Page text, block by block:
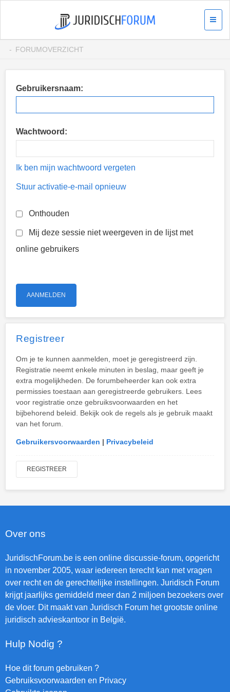
FORUMOVERZICHT
Gebruikersnaam:
Wachtwoord:
Ik ben mijn wachtwoord vergeten
Stuur activatie-e-mail opnieuw
Onthouden
Mij deze sessie niet weergeven in de lijst met
online gebruikers
Registreer
Om je te kunnen aanmelden, moet je geregistreerd zijn.
Registratie neemt enkele minuten in beslag, maar geeft je
extra mogelijkheden. De forumbeheerder kan ook extra
permissies toestaan aan geregistreerde gebruikers. Lees
voor registratie onze gebruiksvoorwaarden en het
bijbehorend beleid. Bekijk ook de regels als je gebruik maakt
van het forum.
Gebruikersvoorwaarden | Privacybeleid
REGISTREER
Over ons
JuridischForum.be is een online discussie-forum, opgericht
in november 2005, waar iedereen terecht kan met vragen
over recht en de gerechtelijke instellingen. Juridisch Forum
krijgt jaarlijks gemiddeld meer dan 2 miljoen bezoekers over
de vloer. Dit maakt van Juridisch Forum het grootste online
juridisch advieskantoor in België.
Hulp Nodig ?
Hoe dit forum gebruiken ?
Gebruiksvoorwaarden en Privacy